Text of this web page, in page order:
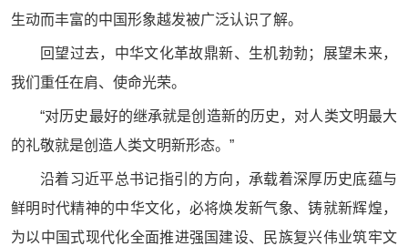
生动而丰富的中国形象越发被广泛认识了解。
回望过去，中华文化革故鼎新、生机勃勃；展望未来，
我们重任在肩、使命光荣。
“对历史最好的继承就是创造新的历史，对人类文明最大
的礼敬就是创造人类文明新形态。”
沿着习近平总书记指引的方向，承载着深厚历史底蕴与
鲜明时代精神的中华文化，必将焕发新气象、铸就新辉煌，
为以中国式现代化全面推进强国建设、民族复兴伟业筑牢文